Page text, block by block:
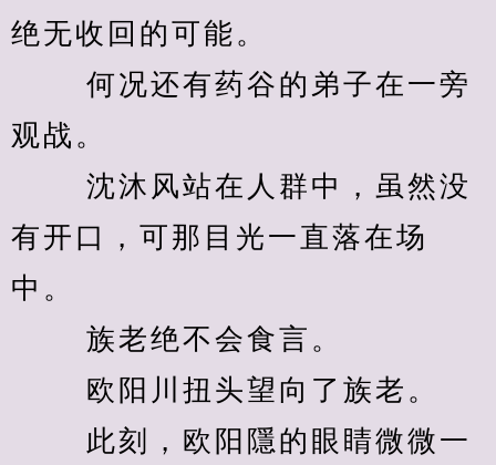
绝无收回的可能。
何况还有药谷的弟子在一旁
观战。
沈沐风站在人群中，虽然没
有开口，可那目光一直落在场
中。
族老绝不会食言。
欧阳川扭头望向了族老。
此刻，欧阳隱的眼睛微微一